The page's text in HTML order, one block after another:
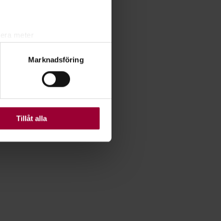
meter
. Du kan ändra
Vissa kakor är
Marknadsföring
Tillåt alla